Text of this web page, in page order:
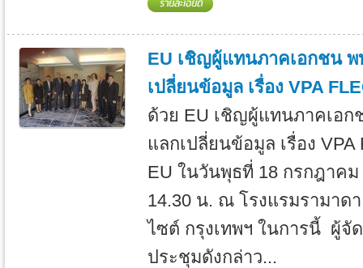
EU เชิญผู้แทนภาคเอกชน พ
เปลี่ยนข้อมูล เรื่อง VPA
ด้วย EU เชิญผู้แทนภาคเอก
แลกเปลี่ยนข้อมูล เรื่อง VPA
EU ในวันพุธที่ 18 กรกฎาคม
14.30 น. ณ โรงแรมรามาด
ไซต์ กรุงเทพฯ ในการนี้ ผู้จั
ประชุมดังกล่าว...